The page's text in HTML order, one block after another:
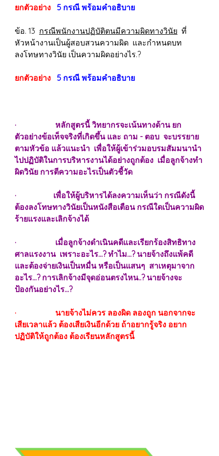
ยกตัวอย่าง 5 กรณี พร้อมคำอธิบาย
ข้อ. 13 กรณีพนักงานปฏิบัติตนมีความผิดทางวินัย ที่
หัวหน้างานเป็นผู้สอบสวนความผิด และกำหนดบท
ลงโทษทางวินัย เป็นความผิดอย่างไร.?
ยกตัวอย่าง 5 กรณี พร้อมคำอธิบาย
· หลักสูตรนี้ วิทยากรจะเน้นทางด้าน ยก
ตัวอย่างข้อเท็จจริงที่เกิดขึ้น และ ถาม - ตอบ จะบรรยาย
ตามหัวข้อ แล้วแนะนำ เพื่อให้ผู้เข้าร่วมอบรมสัมมนานำ
ไปปฏิบัติในการบริหารงานได้อย่างถูกต้อง เมื่อลูกจ้างทำ
ผิดวินัย การตีความอะไรเป็นตัวชี้วัด
· เพื่อให้ผู้บริหารได้ลงความเห็นว่า กรณีดังนี้
ต้องลงโทษทางวินัยเป็นหนังสือเตือน กรณีใดเป็นความผิด
ร้ายแรงและเลิกจ้างได้
· เมื่อลูกจ้างดำเนินคดีและเรียกร้องสิทธิทาง
ศาลแรงงาน เพราะอะไร...? ทำไม...? นายจ้างถึงแพ้คดี
และต้องจ่ายเงินเป็นหมื่น หรือเป็นแสนๆ สาเหตุมาจาก
อะไร...? การเลิกจ้างมีจุดอ่อนตรงไหน..? นายจ้างจะ
ป้องกันอย่างไร...?
· นายจ้างไม่ควร ลองผิด ลองถูก นอกจากจะ
เสียเวลาแล้ว ต้องเสียเงินอีกด้วย ถ้าอยากรู้จริง อยาก
ปฏิบัติให้ถูกต้อง ต้องเรียนหลักสูตรนี้